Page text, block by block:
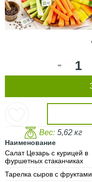
-
Вес: 5,62 кг
Наименование
Салат Цезарь с курицей в
фуршетных стаканчиках
Тарелка сыров с